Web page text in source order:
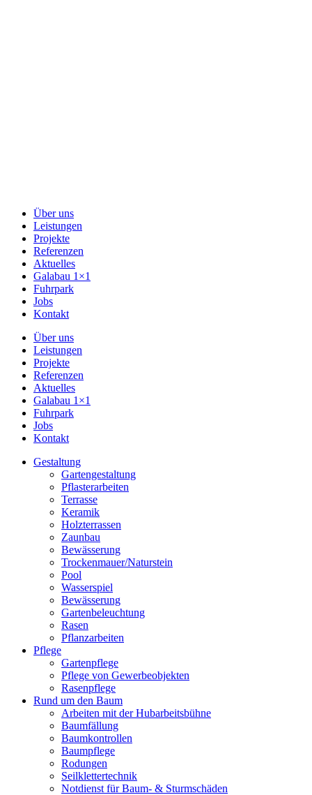
Über uns
Leistungen
Projekte
Referenzen
Aktuelles
Galabau 1×1
Fuhrpark
Jobs
Kontakt
Über uns
Leistungen
Projekte
Referenzen
Aktuelles
Galabau 1×1
Fuhrpark
Jobs
Kontakt
Gestaltung
Gartengestaltung
Pflasterarbeiten
Terrasse
Keramik
Holzterrassen
Zaunbau
Bewässerung
Trockenmauer/Naturstein
Pool
Wasserspiel
Bewässerung
Gartenbeleuchtung
Rasen
Pflanzarbeiten
Pflege
Gartenpflege
Pflege von Gewerbeobjekten
Rasenpflege
Rund um den Baum
Arbeiten mit der Hubarbeitsbühne
Baumfällung
Baumkontrollen
Baumpflege
Rodungen
Seilklettertechnik
Notdienst für Baum- & Sturmschäden